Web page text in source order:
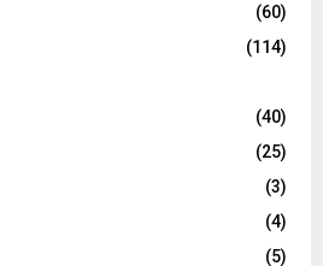
(60)
(114)
(40)
(25)
(3)
(4)
(5)